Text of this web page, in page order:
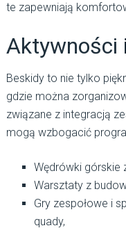
te zapewniają
Aktywności
Beskidy to nie tylko
gdzie można
związane z integracją
mogą wzbogacić
Wędrówki górskie
Warsztaty z
Gry zespołowe i
quady,